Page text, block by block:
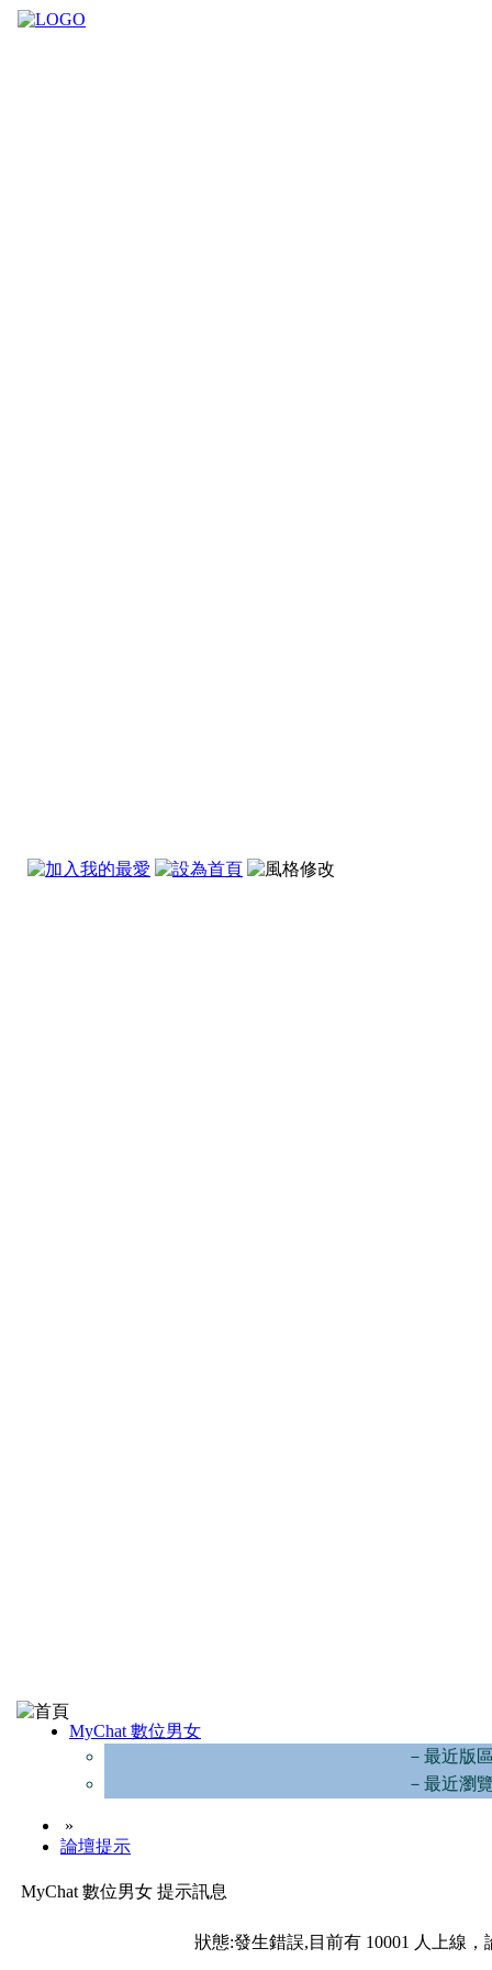
MyChat 數位男女
－最近版
－最近瀏
»
論壇提示
MyChat 數位男女 提示訊息
狀態:發生錯誤,目前有 10001 人上線